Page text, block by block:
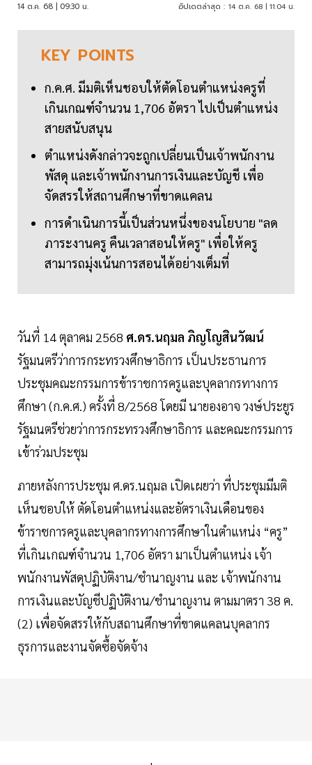
14 ต.ค. 68 | 09:30 น. อัปเดตล่าสุด : 14 ต.ค. 68 | 11:04 น.
KEY POINTS
ก.ค.ศ. มีมติเห็นชอบให้ตัดโอนตำแหน่งครูที่
เกินเกณฑ์จำนวน 1,706 อัตรา ไปเป็นตำแหน่ง
สายสนับสนุน
ตำแหน่งดังกล่าวจะถูกเปลี่ยนเป็นเจ้าพนักงาน
พัสดุ และเจ้าพนักงานการเงินและบัญชี เพื่อ
จัดสรรให้สถานศึกษาที่ขาดแคลน
การดำเนินการนี้เป็นส่วนหนึ่งของนโยบาย "ลด
ภาระงานครู คืนเวลาสอนให้ครู" เพื่อให้ครู
สามารถมุ่งเน้นการสอนได้อย่างเต็มที่
วันที่ 14 ตุลาคม 2568 ศ.ดร.นฤมล ภิญโญสินวัฒน์
รัฐมนตรีว่าการกระทรวงศึกษาธิการ เป็นประธานการ
ประชุมคณะกรรมการข้าราชการครูและบุคลากรทางการ
ศึกษา (ก.ค.ศ.) ครั้งที่ 8/2568 โดยมี นายองอาจ วงษ์ประยูร
รัฐมนตรีช่วยว่าการกระทรวงศึกษาธิการ และคณะกรรมการ
เข้าร่วมประชุม
ภายหลังการประชุม ศ.ดร.นฤมล เปิดเผยว่า ที่ประชุมมีมติ
เห็นชอบให้ ตัดโอนตำแหน่งและอัตราเงินเดือนของ
ข้าราชการครูและบุคลากรทางการศึกษาในตำแหน่ง “ครู”
ที่เกินเกณฑ์จำนวน 1,706 อัตรา มาเป็นตำแหน่ง เจ้า
พนักงานพัสดุปฏิบัติงาน/ชำนาญงาน และ เจ้าพนักงาน
การเงินและบัญชีปฏิบัติงาน/ชำนาญงาน ตามมาตรา 38 ค.
(2) เพื่อจัดสรรให้กับสถานศึกษาที่ขาดแคลนบุคลากร
ธุรการและงานจัดซื้อจัดจ้าง